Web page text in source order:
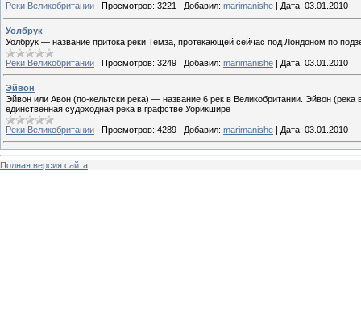
Реки Великобритании Просмотров: 3221 Добавил: marimanishe Дата: 03.01.2010
Уолбрук
Уолбрук — название притока реки Темза, протекающей сейчас под Лондоном по
Реки Великобритании | Просмотров: 3249 | Добавил: marimanishe | Дата: 03.01.2010
Эйвон
Эйвон или Авон (по-кельтски река) — название 6 рек в Великобритании. Эйвон
единственная судоходная река в графстве Уорикшире
Реки Великобритании | Просмотров: 4289 | Добавил: marimanishe | Дата: 03.01.2010
Полная версия сайта